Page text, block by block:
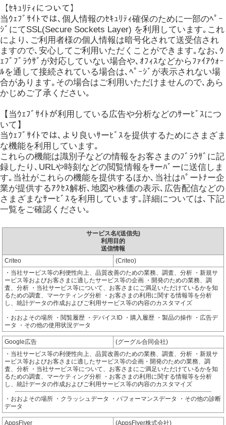
【ｾｷｭﾘﾃｨについて】
当ｳｪﾌﾞｻｲﾄでは､個人情報のｾｷｭﾘﾃｨ確保のために一部のﾍﾟｰ
ｼﾞにてSSL(Secure Sockets Layer) を利用しています｡これ
により､ご利用者様の個人情報は暗号化されて送受信され
ますので､安心してご利用いただくことができます｡なお､ｳ
ｪﾌﾞﾌﾞﾗｳｻﾞが対応していない場合や､ｵﾌｨｽなどからﾌｧｲｱｳｫｰ
ﾙを通して接続されている場合は､ﾍﾟｰｼﾞが表示されない場
合があります｡その場合はご利用いただけませんので､あら
かじめご了承ください｡
【当ｳｪﾌﾞｻｲﾄが利用している広告や分析などのｻーﾋﾞｽにつ
いて】
当ｳｪﾌﾞｻｲﾄでは､より良いｻーﾋﾞｽを提供するためにさまざま
な機能を利用しています｡
これらの機能は識別子などの情報をお客さまのﾌﾞﾗｳｻﾞに記
録したり､URLや時刻などの閲覧情報をｻーﾊﾞーに送信しま
す｡当社がこれらの機能を提供するほか､当社はﾊﾟーﾄﾅー企
業が提供するｱｸｾｽ解析､地図や株価の表示､広告配信などの
さまざまなｻーﾋﾞｽを利用しています｡詳細については､下記
一覧をご確認ください｡
サービス名/(送信先)
利用目的
送信情報
Criteo
(Criteo)
・当社サービス等の利便性向上、品質改善のための業務、調査、分析 ・新規サ
ービス等およびお客さまに適したサービス等の企画 ・開発のための業務、調
査、分析 ・当社サービス等について、お客さまにご満足いただけているかを知
るための調査、マーケティング分析 ・お客さまの利用に関する情報等を分析
し、統計データの作成およびご利用サービス等の内容のカスタマイズ
・おおよその場所 ・閲覧履歴 ・デバイスID ・購入履歴 ・製品の操作 ・広告デ
ータ ・その他の使用状況データ
Google広告
(グーグル合同会社)
・当社サービス等の利便性向上、品質改善のための業務、調査、分析 ・新規サ
ービス等およびお客さまに適したサービス等の企画・開発のための業務、調
査、分析 ・当社サービス等について、お客さまにご満足いただけているかを知
るための調査、マーケティング分析 ・お客さまの利用に関する情報等を分析
し、統計データの作成およびご利用サービス等の内容のカスタマイズ
・おおよその場所 ・クラッシュデータ ・パフォーマンスデータ ・その他の診断
データ
AppsFlyer
(AppsFlyer株式会社)